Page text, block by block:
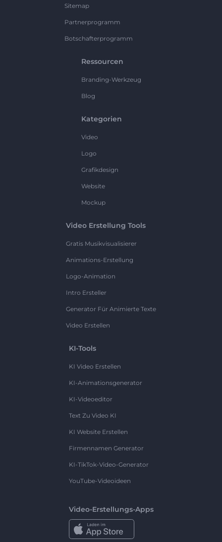
Sitemap
Partnerprogramm
Botschafterprogramm
Ressourcen
Branding-Werkzeug
Blog
Kategorien
Video
Logo
Grafikdesign
Website
Mockup
Video Erstellung Tools
Gratis Musikvisualisierer
Animations-Erstellung
Logo-Animation
Intro Ersteller
Generator Für Animierte Texte
Video Erstellen
KI-Tools
KI Video Erstellen
KI-Animationsgenerator
KI-Videoeditor
Text Zu Video KI
KI Website Erstellen
Firmennamen Generator
KI-TikTok-Video-Generator
YouTube-Videoideen
Video-Erstellungs-Apps